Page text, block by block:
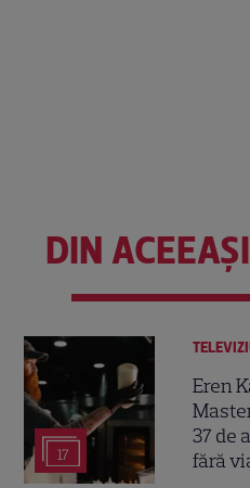
DIN
17
Eren
37 de
fără